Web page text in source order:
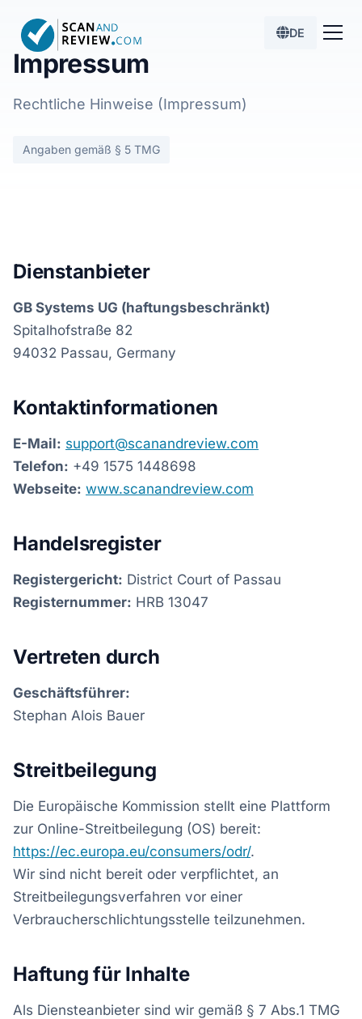
DE
Impressum
Rechtliche Hinweise (Impressum)
Angaben gemäß § 5 TMG
Dienstanbieter
GB Systems UG (haftungsbeschränkt)
Spitalhofstraße 82
94032 Passau, Germany
Kontaktinformationen
E-Mail: support@scanandreview.com
Telefon: +49 1575 1448698
Webseite: www.scanandreview.com
Handelsregister
Registergericht: District Court of Passau
Registernummer: HRB 13047
Vertreten durch
Geschäftsführer:
Stephan Alois Bauer
Streitbeilegung
Die Europäische Kommission stellt eine Plattform
zur Online-Streitbeilegung (OS) bereit:
https://ec.europa.eu/consumers/odr/.
Wir sind nicht bereit oder verpflichtet, an
Streitbeilegungsverfahren vor einer
Verbraucherschlichtungsstelle teilzunehmen.
Haftung für Inhalte
Als Diensteanbieter sind wir gemäß § 7 Abs.1 TMG